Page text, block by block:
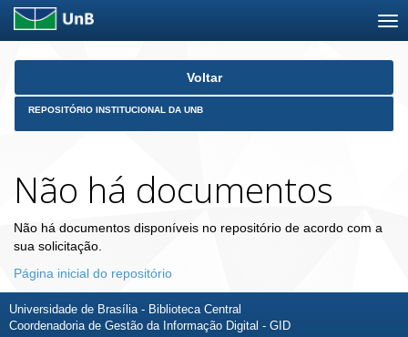
Skip
Voltar
REPOSITÓRIO INSTITUCIONAL DA UNB
Não há documentos
Não há documentos disponíveis no repositório de acordo com a
sua solicitação.
Página inicial do repositório
Universidade de Brasília - Biblioteca Central
Coordenadoria de Gestão da Informação Digital - GID